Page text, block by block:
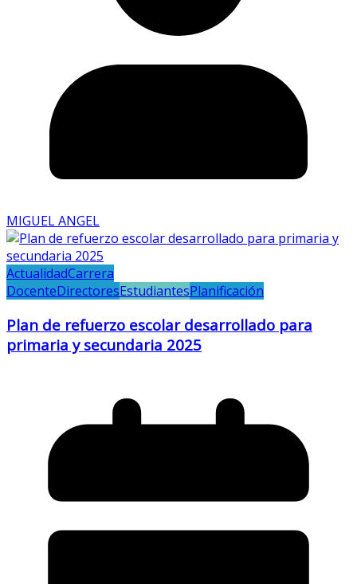
MIGUEL ANGEL
ActualidadCarrera
DocenteDirectoresEstudiantesPlanificación
Plan de refuerzo escolar desarrollado para
primaria y secundaria 2025